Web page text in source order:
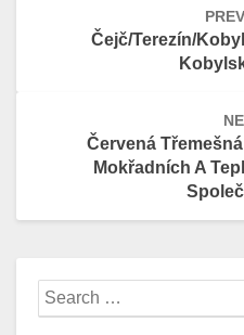
navigation
Čejč/Terezín/
Červená
Mokřadních A
Search
for: